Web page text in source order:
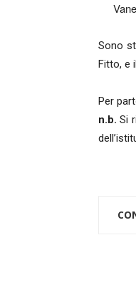
Sono
Fitto, e
Per
n.b.Si